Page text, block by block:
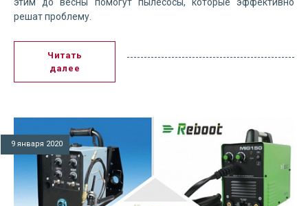
решат проблему.
Читать
далее
9 января 2020